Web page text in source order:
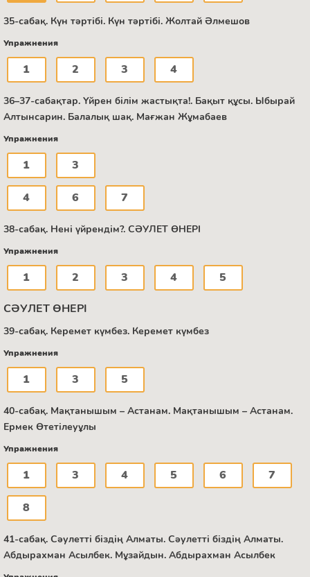
35-сабақ. Күн тәртібі. Күн тәртібі. Жолтай Әлмешов
Упражнения
1 2 3 4
36–37-сабақтар. Үйрен білім жастықта!. Бақыт құсы. Ыбырай
Алтынсарин. Балалық шақ. Мағжан Жұмабаев
Упражнения
1 3
4 6 7
38-сабақ. Нені үйрендім?. СӘУЛЕТ ӨНЕРІ
Упражнения
1 2 3 4 5
СӘУЛЕТ ӨНЕРІ
39-сабақ. Керемет күмбез. Керемет күмбез
Упражнения
1 3 5
40-сабақ. Мақтанышым – Астанам. Мақтанышым – Астанам.
Ермек Өтетілеуұлы
Упражнения
1 3 4 5 6 7
8
41-сабақ. Сәулетті біздің Алматы. Сәулетті біздің Алматы.
Абдырахман Асылбек. Мұзайдын. Абдырахман Асылбек